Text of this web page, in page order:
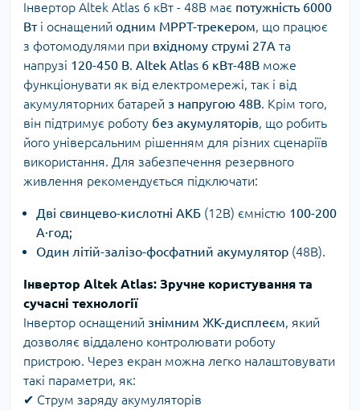
Інвертор Altek Atlas 6 кВт - 48В має потужність 6000
Вті оснащений одним MPPT-трекером , що працює
з фотомодулями при вхідному струмі 27А та
напрузі 120-450 В Altek Atlas 6 кВт-48В може
функціонувати як від електромережі, так і від
акумуляторних батарей з напругою 48В . Крім того,
він підтримує роботу без акумуляторів , що робить
його універсальним рішенням для різних сценаріїв
використання. Для забезпечення резервного
живлення рекомендується підключати:
Дві свинцево-кислотні АКБ (12В) ємністю 100-200
А·год;
Один літій-залізо-фосфатний акумулятор (48В).
Інвертор Altek Atlas: Зручне користування та
сучасні технології
Інвертор оснащений знімним ЖК-дисплеєм , який
дозволяє віддалено контролювати роботу
пристрою. Через екран можна легко налаштовувати
такі параметри, як:
✔ Струм заряду акумуляторів